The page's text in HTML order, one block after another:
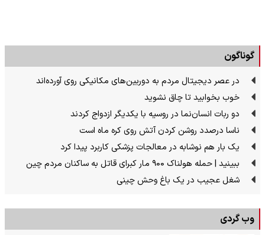
گوناگون
در عصر دیجیتال مردم به دوربین‌های مکانیکی روی آورده‌اند
خوب بخوابید تا چاق نشوید
دو ربات انسان‌نما در روسیه با یکدیگر ازدواج کردند
ناسا درصدد روشن کردن آتش روی کره ماه است
یک بار هم نوشابه در معالجات پزشکی کاربرد پیدا کرد
ببینید | حمله هولناک ۹۰۰ مار کبرای قاتل به ساکنان مردم چین
شغل عجیب در یک باغ وحش چینی
وب گردی